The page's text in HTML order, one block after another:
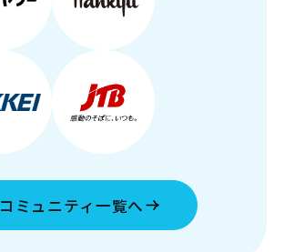
コミュニティ一覧へ